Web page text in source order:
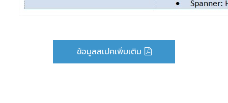
ข้อมูลสเปคเพิ่มเติม